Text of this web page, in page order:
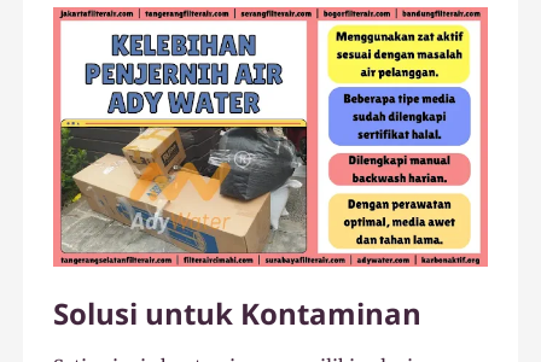
Solusi untuk Kontaminan